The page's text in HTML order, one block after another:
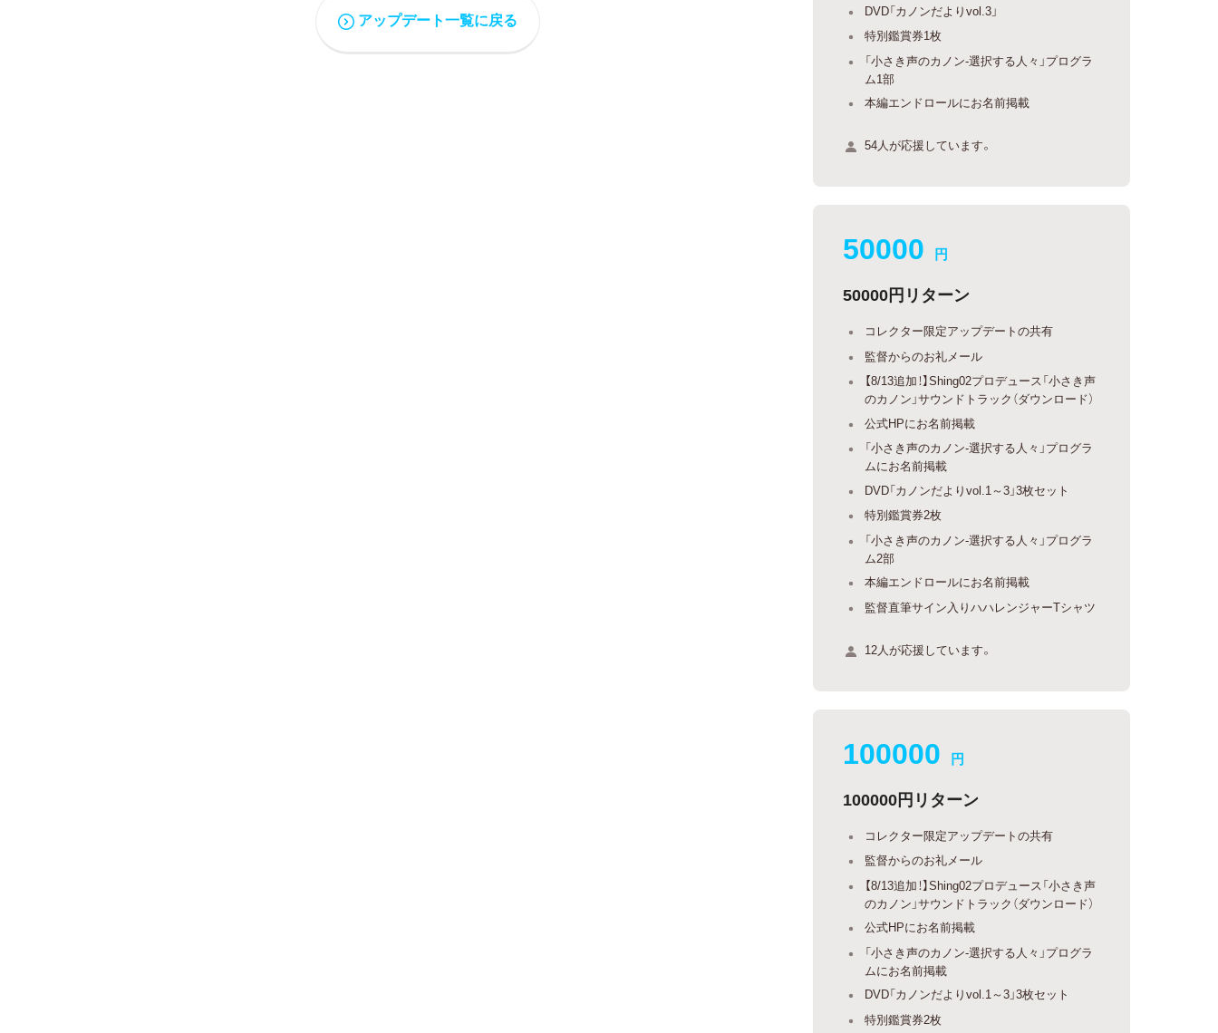
アップデート一覧に戻る
DVD「カノンだよりvol.3」
特別鑑賞券1枚
「小さき声のカノン-選択する人々」プログラ
ム1部
本編エンドロールにお名前掲載
54人が応援しています。
50000 円
50000円リターン
コレクター限定アップデートの共有
監督からのお礼メール
【8/13追加！】Shing02プロデュース「小さき声
のカノン」サウンドトラック（ダウンロード）
公式HPにお名前掲載
「小さき声のカノン-選択する人々」プログラ
ムにお名前掲載
DVD「カノンだよりvol.1～3」3枚セット
特別鑑賞券2枚
「小さき声のカノン-選択する人々」プログラ
ム2部
本編エンドロールにお名前掲載
監督直筆サイン入りハハレンジャーTシャツ
12人が応援しています。
100000 円
100000円リターン
コレクター限定アップデートの共有
監督からのお礼メール
【8/13追加！】Shing02プロデュース「小さき声
のカノン」サウンドトラック（ダウンロード）
公式HPにお名前掲載
「小さき声のカノン-選択する人々」プログラ
ムにお名前掲載
DVD「カノンだよりvol.1～3」3枚セット
特別鑑賞券2枚